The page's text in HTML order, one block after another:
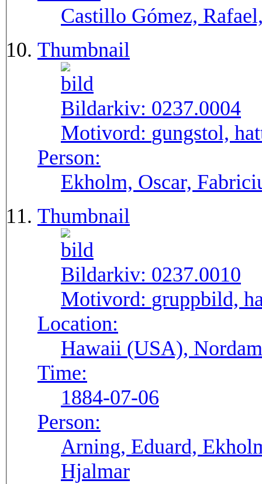
Castillo Gómez,
Thumbnail
Bildarkiv: 0237.0004
Motivord: gungstol,
Person:
Ekholm, Oscar,
Thumbnail
Bildarkiv: 0237.0010
Motivord: gruppbild,
Location:
Hawaii (USA),
Time:
1884-07-06
Person:
Arning, Eduard,
Hjalmar